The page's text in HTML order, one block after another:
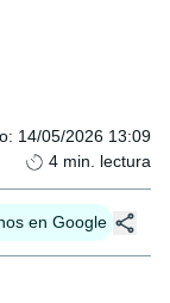
: 14/05/2026 13:09
4 min. lectura
en Google